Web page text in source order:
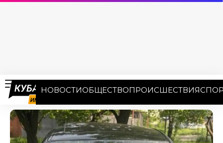
НОВОСТИОБЩЕСТВОПРОИСШЕСТВИЯ